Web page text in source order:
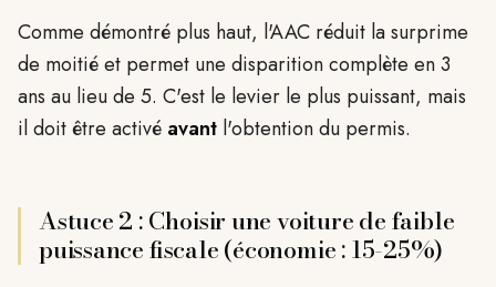
Comme démontré plus haut, l'AAC réduit la surprime
de moitié et permet une disparition complète en 3
ans au lieu de 5. C'est le levier le plus puissant, mais
il doit être activé avant l'obtention du permis.
Astuce 2 : Choisir une voiture de faible
puissance fiscale (économie : 15-25%)